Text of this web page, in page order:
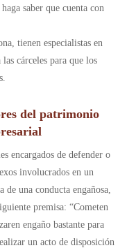
saber que cuenta con
tienen especialistas en
cárceles para que los
del patrimonio
encargados de defender o
involucrados en un
una conducta engañosa,
premisa: “Cometen
engaño bastante para
un acto de disposición